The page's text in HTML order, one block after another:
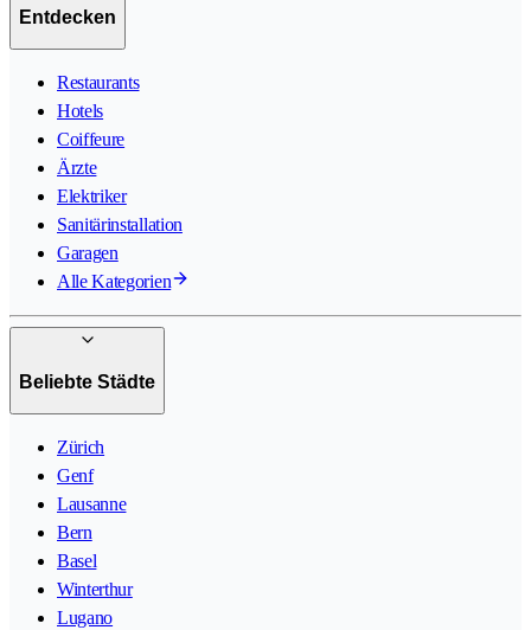
Entdecken
Restaurants
Hotels
Coiffeure
Ärzte
Elektriker
Sanitärinstallation
Garagen
Alle Kategorien
Beliebte Städte
Zürich
Genf
Lausanne
Bern
Basel
Winterthur
Lugano